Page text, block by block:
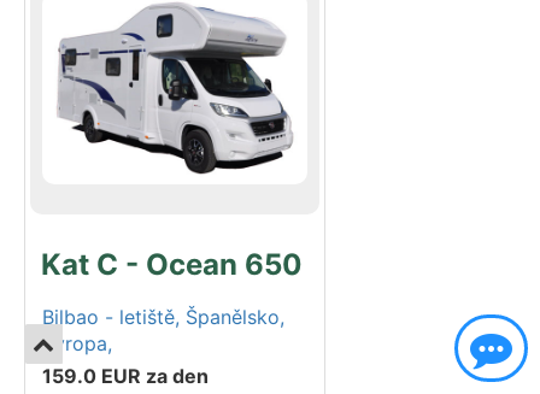
vysoce kvalitní povrchovou
úpravu. Postaveno na
podvozku Fiat Ducato.
Kat C - Ocean 650
Bilbao - letiště, Španělsko,
Evropa,
159.0 EUR za den